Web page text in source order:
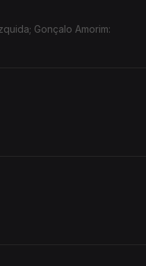
Gonçalo Amorim: